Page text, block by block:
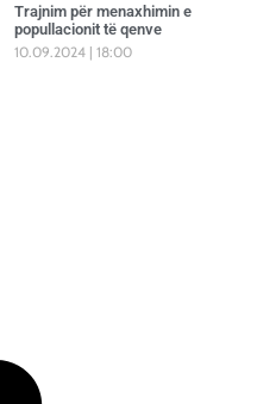
Trajnim për menaxhimin e
popullacionit të qenve
10.09.2024 18:00